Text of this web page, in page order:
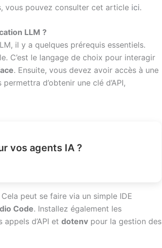
vous pouvez consulter cet article ici.
LLM ?
il y a quelques prérequis essentiels.
C’est le langage de choix pour interagir
. Ensuite, vous devez avoir accès à une
d’obtenir une clé d’API,
vos agents IA ?
peut se faire via un simple IDE
Code. Installez également les
d’API et dotenv pour la gestion des